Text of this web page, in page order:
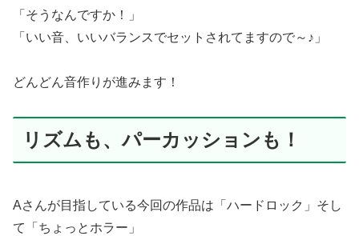
「そうなんですか！」
「いい音、いいバランスでセットされてますので～♪」
どんどん音作りが進みます！
リズムも、パーカッションも！
Aさんが目指している今回の作品は「ハードロック」そし
て「ちょっとホラー」